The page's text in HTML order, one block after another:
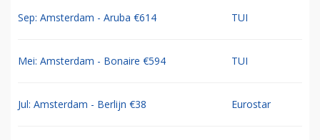
Sep: Amsterdam - Aruba €614 TUI
Mei: Amsterdam - Bonaire €594 TUI
Jul: Amsterdam - Berlijn €38 Eurostar